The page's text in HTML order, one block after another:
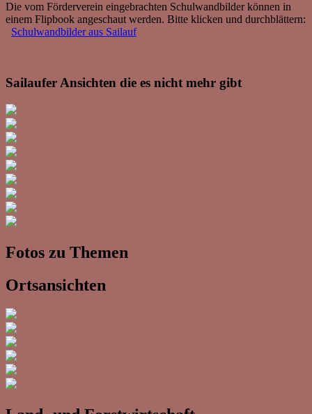
Die vom Förderverein eingebrachten Schulwandbilder können in
einem Flipbook angeschaut werden. Bitte klicken und durchblättern:
Schulwandbilder aus Sailauf
Sailaufer Ansichten die es nicht mehr gibt
Fotos zu Themen
Ortsansichten